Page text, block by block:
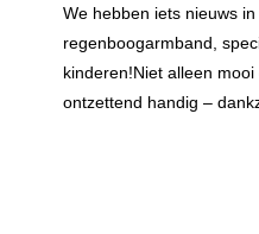
We hebben iets nieuws
regenboogarmband,
kinderen!Niet alleen
ontzettend handig –